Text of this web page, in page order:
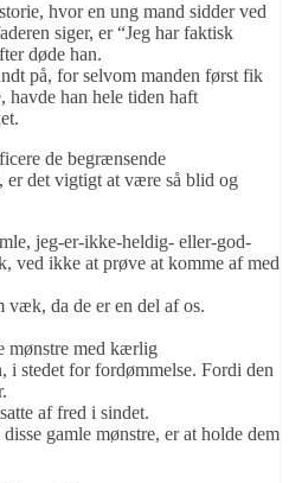
hvor en ung mand sidder ved
siger, er “Jeg har faktisk
døde han.
på, for selvom manden først fik
havde han hele tiden haft
de begrænsende
er det vigtigt at være så blid og
jeg-er-ikke-heldig- eller-god-
ved ikke at prøve at komme af med
da de er en del af os.
mønstre med kærlig
i stedet for fordømmelse. Fordi den
af fred i sindet.
gamle mønstre, er at holde dem